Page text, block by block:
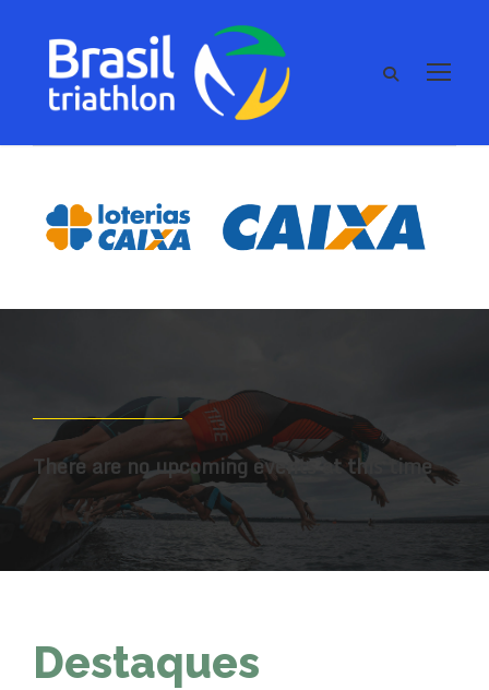
There are no upcoming events at this time
Destaques